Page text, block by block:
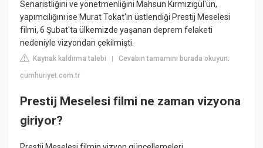
Senaristliğini ve yönetmenliğini Mahsun Kırmızıgül'ün,
yapımcılığını ise Murat Tokat'ın üstlendiği Prestij Meselesi
filmi, 6 Şubat'ta ülkemizde yaşanan deprem felaketi
nedeniyle vizyondan çekilmişti.
Kaynak kaldırma talebi |Cevabın tamamını burada okuyun:
cumhuriyet.com.tr
Prestij Meselesi filmi ne zaman vizyona
giriyor?